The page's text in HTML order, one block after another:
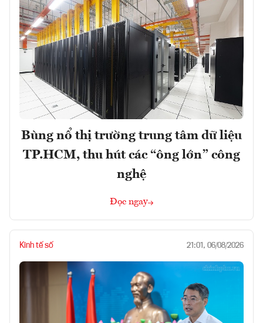
Bùng nổ thị trường trung tâm dữ liệu
TP.HCM, thu hút các “ông lớn” công
nghệ
Đọc ngay
Kinh tế số 21:01, 06/08/2026